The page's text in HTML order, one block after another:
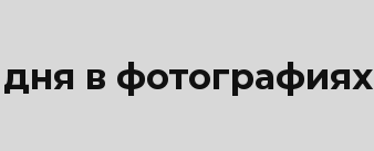
в фотографиях